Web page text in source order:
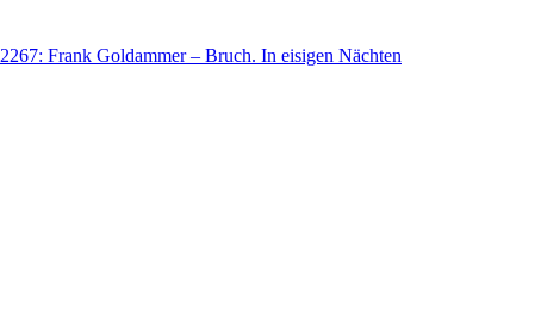
2267: Frank Goldammer – Bruch. In eisigen Nächten